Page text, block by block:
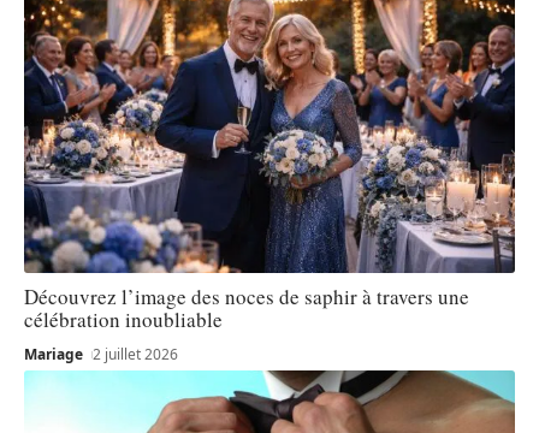
Découvrez l’image des noces de saphir à travers une
célébration inoubliable
Mariage 2 juillet 2026